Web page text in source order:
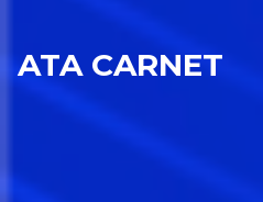
ATA CARNET